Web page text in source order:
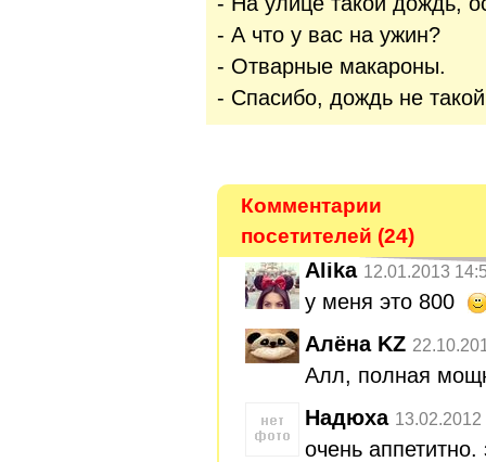
- А что у вас на ужин?
- Отварные макароны.
- Спасибо, дождь не
Комментарии
посетителей (24)
Alika 12.01.2013
у меня это 800
Алёна KZ
Алл, полная
Надюха 13.02.2012
очень